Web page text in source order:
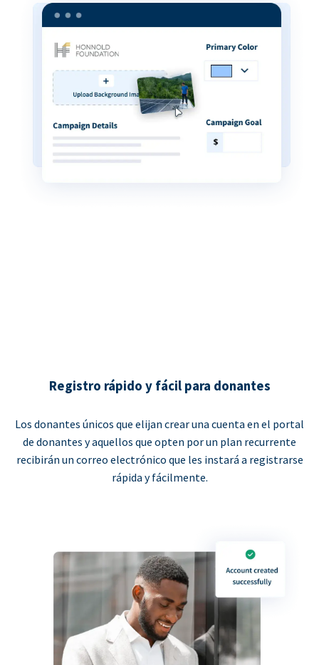
Registro rápido y fácil para donantes
Los donantes únicos que elijan crear una cuenta en el portal
de donantes y aquellos que opten por un plan recurrente
recibirán un correo electrónico que les instará a registrarse
rápida y fácilmente.